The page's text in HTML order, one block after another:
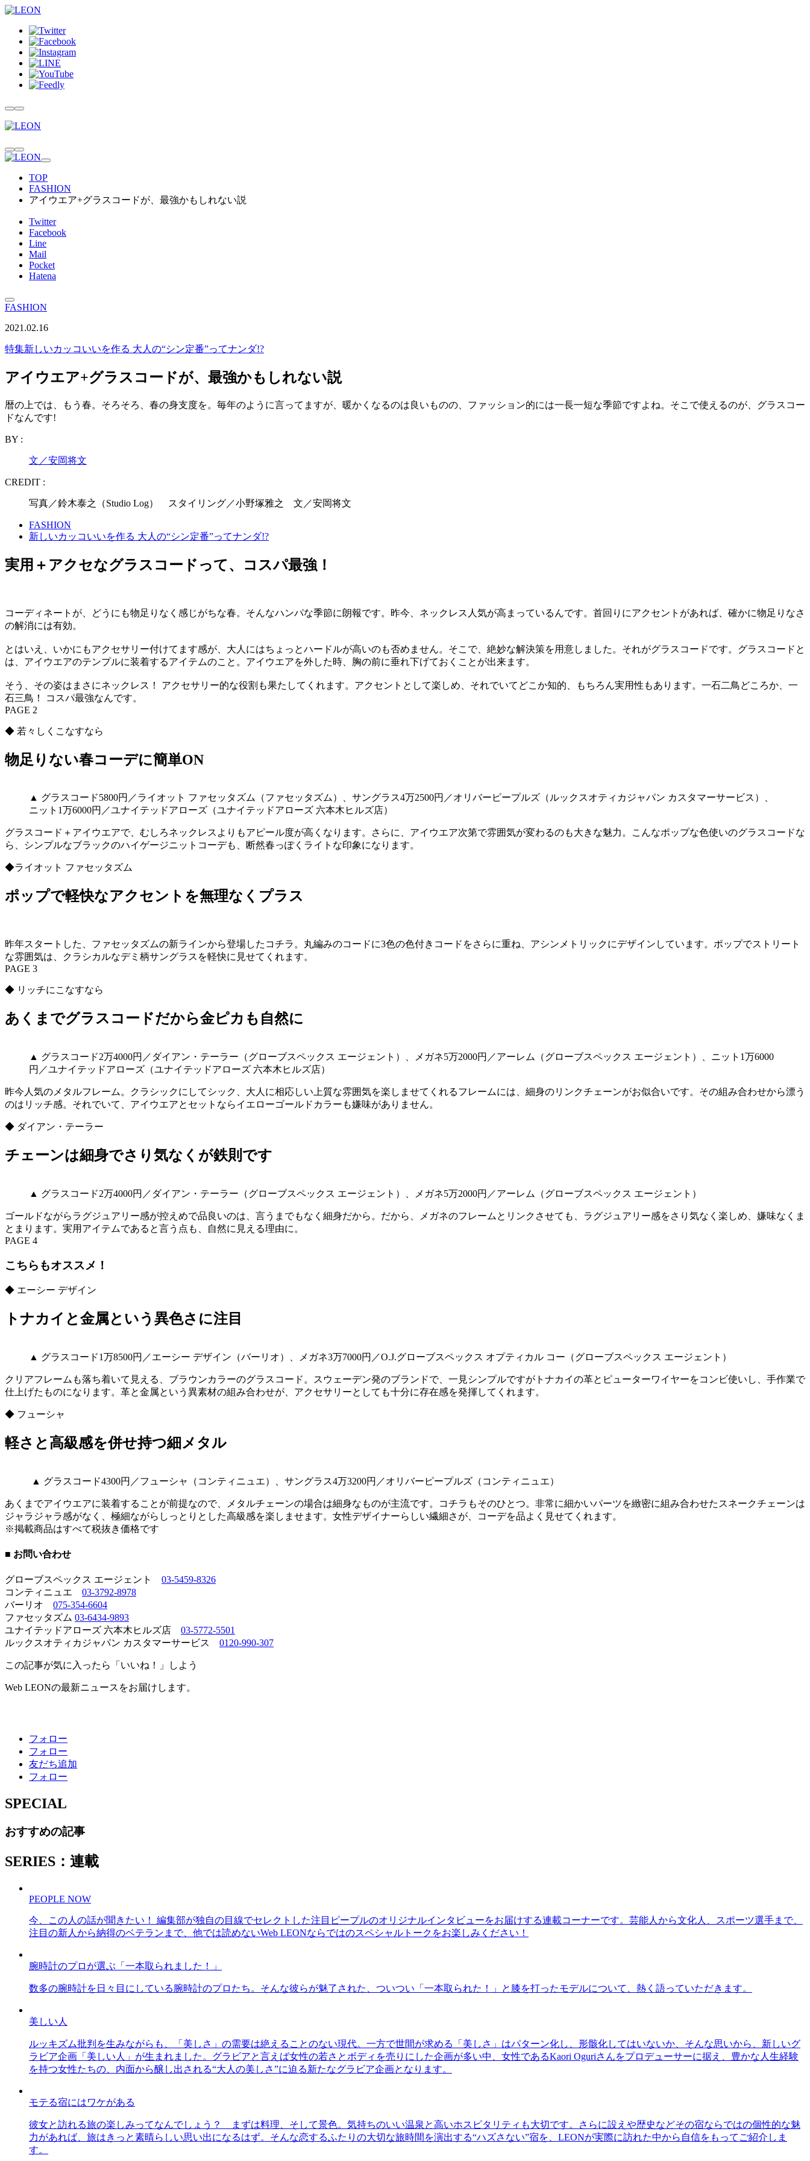
TOP
FASHION
アイウエア+グラスコードが、最強かもしれない説
Twitter
Facebook
Line
Mail
Pocket
Hatena
FASHION
2021.02.16
特集新しいカッコいいを作る 大人の“シン定番”ってナンダ!?
アイウエア+グラスコードが、最強かもしれない説
暦の上では、もう春。そろそろ、春の身支度を。毎年のように言ってますが、暖かくなるのは良いものの、ファッション的には一長一短な季節ですよね。そこで使えるのが、グラスコー
ドなんです!
BY :
文／安岡将文
CREDIT :
写真／鈴木泰之（Studio Log） スタイリング／小野塚雅之 文／安岡将文
FASHION
新しいカッコいいを作る 大人の“シン定番”ってナンダ!?
実用＋アクセなグラスコードって、コスパ最強！
コーディネートが、どうにも物足りなく感じがちな春。そんなハンパな季節に朗報です。昨今、ネックレス人気が高まっているんです。首回りにアクセントがあれば、確かに物足りなさ
の解消には有効。
とはいえ、いかにもアクセサリー付けてます感が、大人にはちょっとハードルが高いのも否めません。そこで、絶妙な解決策を用意しました。それがグラスコードです。グラスコードと
は、アイウエアのテンプルに装着するアイテムのこと。アイウエアを外した時、胸の前に垂れ下げておくことが出来ます。
そう、その姿はまさにネックレス！ アクセサリー的な役割も果たしてくれます。アクセントとして楽しめ、それでいてどこか知的、もちろん実用性もあります。一石二鳥どころか、一
石三鳥！ コスパ最強なんです。
PAGE 2
◆ 若々しくこなすなら
物足りない春コーデに簡単ON
▲ グラスコード5800円／ライオット ファセッタズム（ファセッタズム）、サングラス4万2500円／オリバーピープルズ（ルックスオティカジャパン カスタマーサービス）、
ニット1万6000円／ユナイテッドアローズ（ユナイテッドアローズ 六本木ヒルズ店）
グラスコード＋アイウエアで、むしろネックレスよりもアピール度が高くなります。さらに、アイウエア次第で雰囲気が変わるのも大きな魅力。こんなポップな色使いのグラスコードな
ら、シンプルなブラックのハイゲージニットコーデも、断然春っぽくライトな印象になります。
◆ライオット ファセッタズム
ポップで軽快なアクセントを無理なくプラス
昨年スタートした、ファセッタズムの新ラインから登場したコチラ。丸編みのコードに3色の色付きコードをさらに重ね、アシンメトリックにデザインしています。ポップでストリート
な雰囲気は、クラシカルなデミ柄サングラスを軽快に見せてくれます。
PAGE 3
◆ リッチにこなすなら
あくまでグラスコードだから金ピカも自然に
▲ グラスコード2万4000円／ダイアン・テーラー（グローブスペックス エージェント）、メガネ5万2000円／アーレム（グローブスペックス エージェント）、ニット1万6000
円／ユナイテッドアローズ（ユナイテッドアローズ 六本木ヒルズ店）
昨今人気のメタルフレーム。クラシックにしてシック、大人に相応しい上質な雰囲気を楽しませてくれるフレームには、細身のリンクチェーンがお似合いです。その組み合わせから漂う
のはリッチ感。それでいて、アイウエアとセットならイエローゴールドカラーも嫌味がありません。
◆ ダイアン・テーラー
チェーンは細身でさり気なくが鉄則です
▲ グラスコード2万4000円／ダイアン・テーラー（グローブスペックス エージェント）、メガネ5万2000円／アーレム（グローブスペックス エージェント）
ゴールドながらラグジュアリー感が控えめで品良いのは、言うまでもなく細身だから。だから、メガネのフレームとリンクさせても、ラグジュアリー感をさり気なく楽しめ、嫌味なくま
とまります。実用アイテムであると言う点も、自然に見える理由に。
PAGE 4
こちらもオススメ！
◆ エーシー デザイン
トナカイと金属という異色さに注目
▲ グラスコード1万8500円／エーシー デザイン（バーリオ）、メガネ3万7000円／O.J.グローブスペックス オプティカル コー（グローブスペックス エージェント）
クリアフレームも落ち着いて見える、ブラウンカラーのグラスコード。スウェーデン発のブランドで、一見シンプルですがトナカイの革とピューターワイヤーをコンビ使いし、手作業で
仕上げたものになります。革と金属という異素材の組み合わせが、アクセサリーとしても十分に存在感を発揮してくれます。
◆ フューシャ
軽さと高級感を併せ持つ細メタル
▲ グラスコード4300円／フューシャ（コンティニュエ）、サングラス4万3200円／オリバーピープルズ（コンティニュエ）
あくまでアイウエアに装着することが前提なので、メタルチェーンの場合は細身なものが主流です。コチラもそのひとつ。非常に細かいパーツを緻密に組み合わせたスネークチェーンは
ジャラジャラ感がなく、極細ながらしっとりとした高級感を楽しませます。女性デザイナーらしい繊細さが、コーデを品よく見せてくれます。
※掲載商品はすべて税抜き価格です
■ お問い合わせ
グローブスペックス エージェント 03-5459-8326
コンティニュエ 03-3792-8978
バーリオ 075-354-6604
ファセッタズム 03-6434-9893
ユナイテッドアローズ 六本木ヒルズ店 03-5772-5501
ルックスオティカジャパン カスタマーサービス 0120-990-307
この記事が気に入ったら「いいね！」しよう
Web LEONの最新ニュースをお届けします。
フォロー
フォロー
友だち追加
フォロー
SPECIAL
おすすめの記事
SERIES：連載
PEOPLE NOW
今、この人の話が聞きたい！ 編集部が独自の目線でセレクトした注目ピープルのオリジナルインタビューをお届けする連載コーナーです。芸能人から文化人、スポーツ選手まで、
注目の新人から納得のベテランまで、他では読めないWeb LEONならではのスペシャルトークをお楽しみください！
腕時計のプロが選ぶ「一本取られました！」
数多の腕時計を日々目にしている腕時計のプロたち。そんな彼らが魅了された、ついつい「一本取られた！」と膝を打ったモデルについて、熱く語っていただきます。
美しい人
ルッキズム批判を生みながらも、「美しさ」の需要は絶えることのない現代。一方で世間が求める「美しさ」はパターン化し、形骸化してはいないか、そんな思いから、新しいグ
ラビア企画「美しい人」が生まれました。グラビアと言えば女性の若さとボディを売りにした企画が多い中、女性であるKaori Oguriさんをプロデューサーに据え、豊かな人生経験
を持つ女性たちの、内面から醸し出される“大人の美しさ”に迫る新たなグラビア企画となります。
モテる宿にはワケがある
彼女と訪れる旅の楽しみってなんでしょう？ まずは料理、そして景色。気持ちのいい温泉と高いホスピタリティも大切です。さらに設えや歴史などその宿ならではの個性的な魅
力があれば、旅はきっと素晴らしい思い出になるはず。そんな恋するふたりの大切な旅時間を演出する“ハズさない”宿を、LEONが実際に訪れた中から自信をもってご紹介しま
す。